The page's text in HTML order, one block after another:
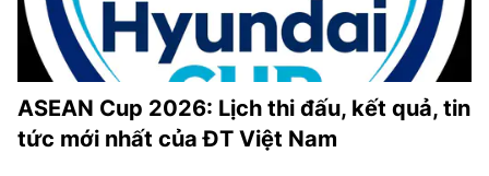
ASEAN Cup 2026: Lịch thi đấu, kết quả, tin
tức mới nhất của ĐT Việt Nam